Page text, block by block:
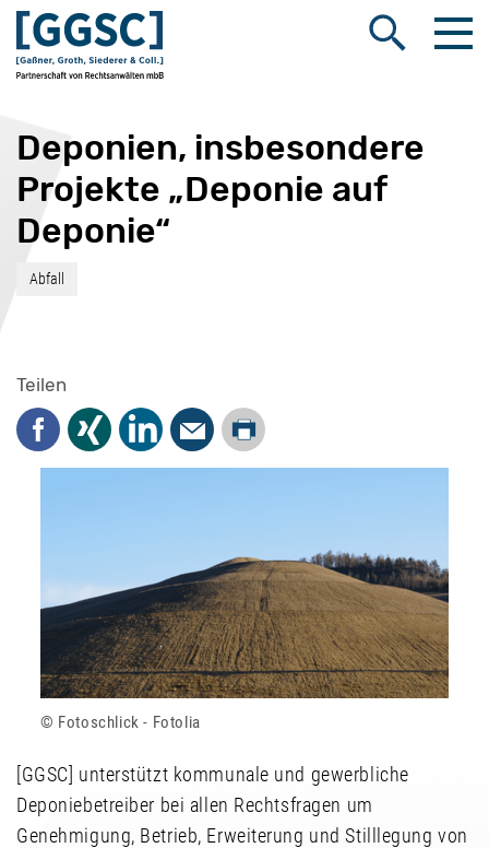
Suche öffnen
Deponien, insbesondere
Projekte „Deponie auf
Deponie“
Abfall
Teilen
Facebook
Xing LinkedInMail Drucken
Fotoschlick - Fotolia
[GGSC] unterstützt kommunale und gewerbliche
Deponiebetreiber bei allen Rechtsfragen um
Genehmigung, Betrieb, Erweiterung und Stilllegung von